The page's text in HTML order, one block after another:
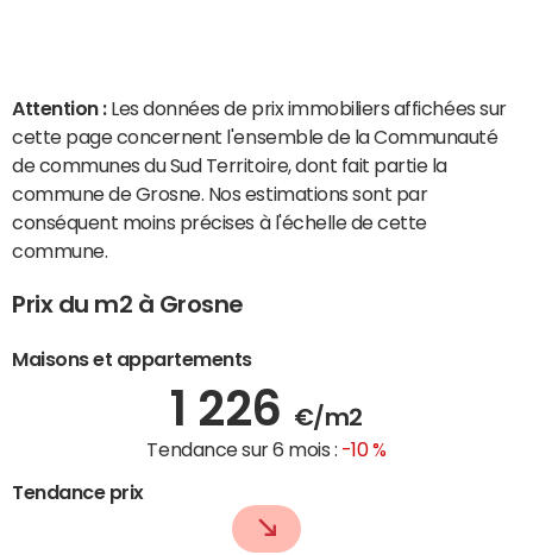
Attention : Les données de prix immobiliers affichées sur
cette page concernent l'ensemble de la Communauté
de communes du Sud Territoire, dont fait partie la
commune de Grosne. Nos estimations sont par
conséquent moins précises à l'échelle de cette
commune.
Prix du m2 à Grosne
Maisons et appartements
1 226 €/m2
Tendance sur 6 mois : -10 %
Tendance prix